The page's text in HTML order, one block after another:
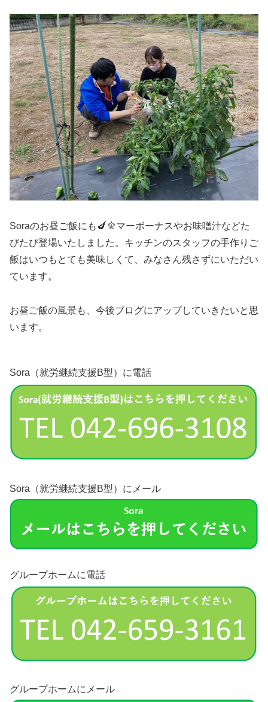
Soraのお昼ご飯にも🍆🫑マーボーナスやお味噌汁などた
びたび登場いたしました。キッチンのスタッフの手作りご
飯はいつもとても美味しくて、みなさん残さずにいただい
ています。
お昼ご飯の風景も、今後ブログにアップしていきたいと思
います。
Sora（就労継続支援B型）に電話
Sora（就労継続支援B型）にメール
グループホームに電話
グループホームにメール